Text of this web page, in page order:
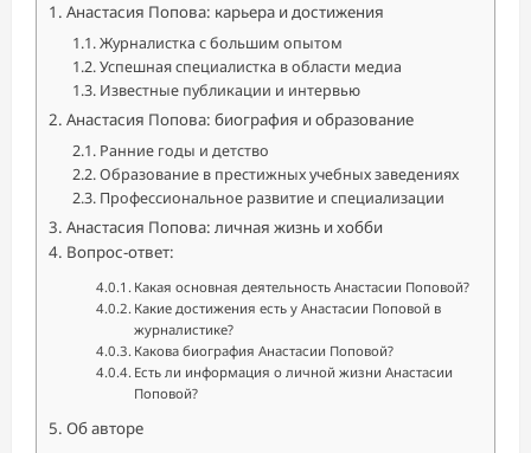
Анастасия Попова: карьера и достижения
Журналистка с большим опытом
Успешная специалистка в области медиа
Известные публикации и интервью
Анастасия Попова: биография и образование
Ранние годы и детство
Образование в престижных учебных заведениях
Профессиональное развитие и специализации
Анастасия Попова: личная жизнь и хобби
Вопрос-ответ:
Какая основная деятельность Анастасии Поповой?
Какие достижения есть у Анастасии Поповой в
журналистике?
Какова биография Анастасии Поповой?
Есть ли информация о личной жизни Анастасии
Поповой?
Об авторе